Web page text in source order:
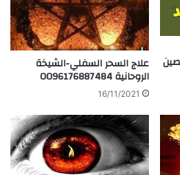
علاج السحر السفلي-الشيخة
الروحانية 0096176887484
16/11/2021